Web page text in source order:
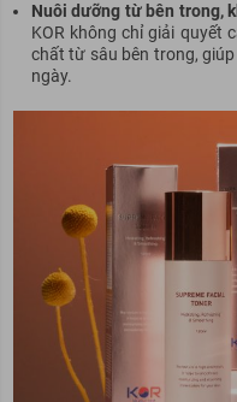
Nuôi dưỡng từ bên trong,
KOR không chỉ giải quyết
chất từ sâu bên trong,
ngày.